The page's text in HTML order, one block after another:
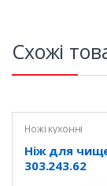
Схожі
Ножі кухонні
Ніж для
303.243.62